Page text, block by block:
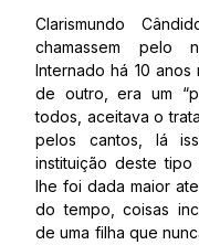
Clarismundo
chamassem pelo
Internado há 10
de outro, era um
todos, aceitava o
pelos cantos, lá
instituição deste
lhe foi dada maior
do tempo, coisas
de uma filha que